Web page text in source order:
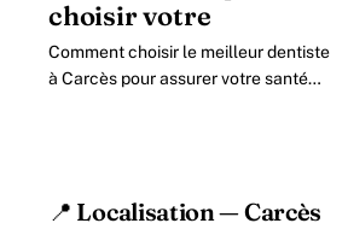
choisir votre
Comment choisir le meilleur dentiste
à Carcès pour assurer votre santé
📍 Localisation — Carcès